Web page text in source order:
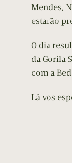
Mendes,
estarão
O dia
da Gorila
com a
Lá vos